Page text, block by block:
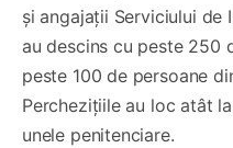
și angajații Serviciului de
au descins cu peste 250
peste 100 de persoane
Perchezițiile au loc atât
unele penitenciare.